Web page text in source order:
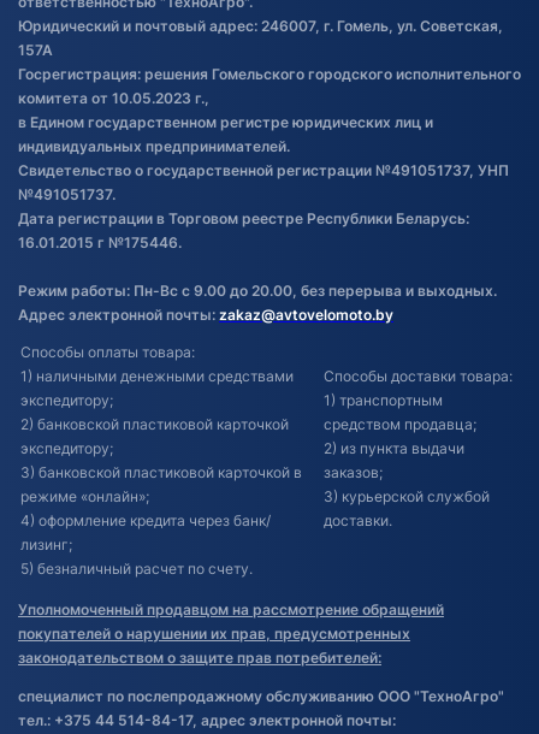
Обработка файлов cookie
Постановка транспорта на учет
Обновления в ЭПТС 2024
Юридический и почтовый адрес: 246007, г. Гомель, ул. Советская,
157А
Госрегистрация: решения Гомельского городского исполнительного
комитета от 10.05.2023 г.,
в Едином государственном регистре юридических лиц и
индивидуальных предпринимателей.
Свидетельство о государственной регистрации №491051737, УНП
№491051737.
Дата регистрации в Торговом реестре Республики Беларусь:
16.01.2015 г №175446.
Режим работы: Пн-Вс с 9.00 до 20.00, без перерыва и выходных.
Адрес электронной почты: zakaz@avtovelomoto.by
Способы оплаты товара:
1) наличными денежными средствами
экспедитору;
2) банковской пластиковой карточкой
экспедитору;
3) банковской пластиковой карточкой в
режиме «онлайн»;
4) оформление кредита через банк/
лизинг;
5) безналичный расчет по счету.
Способы доставки товара:
1) транспортным
средством продавца;
2) из пункта выдачи
заказов;
3) курьерской службой
доставки.
Уполномоченный продавцом на рассмотрение обращений
покупателей о нарушении их прав, предусмотренных
законодательством о защите прав потребителей:
специалист по послепродажному обслуживанию ООО "ТехноАгро"
тел.: +375 44 514-84-17, адрес электронной почты: